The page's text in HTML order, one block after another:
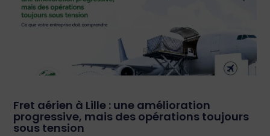
Fret aérien à Lille : une amélioration
progressive, mais des opérations toujours
sous tension